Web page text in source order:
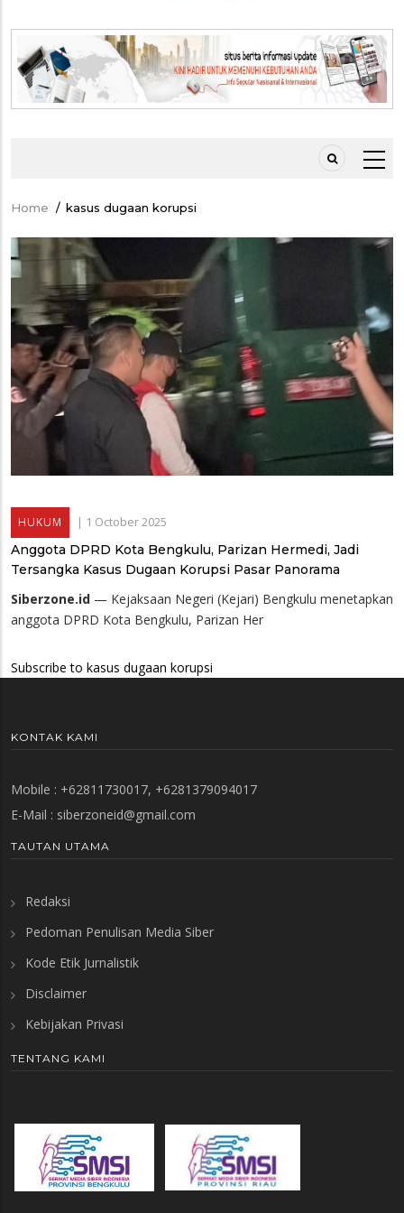
Breadcrumb
Home / kasus dugaan korupsi
HUKUM | 1 October 2025
Anggota DPRD Kota Bengkulu, Parizan Hermedi, Jadi
Tersangka Kasus Dugaan Korupsi Pasar Panorama
Siberzone.id — Kejaksaan Negeri (Kejari) Bengkulu menetapkan
anggota DPRD Kota Bengkulu, Parizan Her
Subscribe to kasus dugaan korupsi
KONTAK KAMI
Mobile : +62811730017, +6281379094017
E-Mail : siberzoneid@gmail.com
TAUTAN UTAMA
Redaksi
Pedoman Penulisan Media Siber
Kode Etik Jurnalistik
Disclaimer
Kebijakan Privasi
TENTANG KAMI